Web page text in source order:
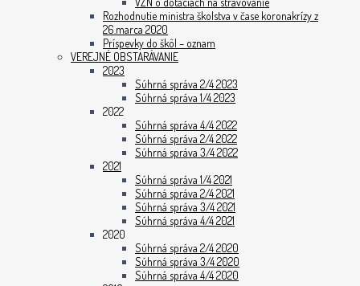
Rozhodnutie ministra školstva v čase koronakrízy z
26.marca 2020
Príspevky do škôl – oznam
VEREJNÉ OBSTARÁVANIE
2023
Súhrná správa 2/4 2023
Súhrná správa 1/4 2023
2022
Súhrná správa 4/4 2022
Súhrná správa 2/4 2022
Súhrná správa 3/4 2022
2021
Súhrná správa 1/4 2021
Súhrná správa 2/4 2021
Súhrná správa 3/4 2021
Súhrná správa 4/4 2021
2020
Súhrná správa 2/4 2020
Súhrná správa 3/4 2020
Súhrná správa 4/4 2020